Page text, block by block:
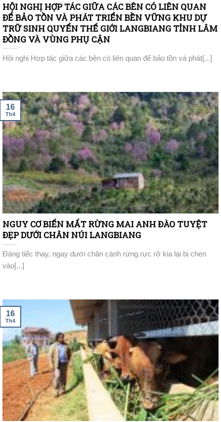
HỘI NGHỊ HỢP TÁC GIỮA CÁC BÊN CÓ LIÊN QUAN
ĐỂ BẢO TỒN VÀ PHÁT TRIỂN BỀN VỮNG KHU DỰ
TRỮ SINH QUYỂN THẾ GIỚI LANGBIANG TỈNH LÂM
ĐỒNG VÀ VÙNG PHỤ CẬN
Hội nghị Hợp tác giữa các bên có liên quan để bảo tồn và phát[...]
NGUY CƠ BIẾN MẤT RỪNG MAI ANH ĐÀO TUYỆT
ĐẸP DƯỚI CHÂN NÚI LANGBIANG
Đáng tiếc thay, ngay dưới chân cánh rừng rực rỡ kia lại bị chen
vào[...]
16
Th4
16
Th4